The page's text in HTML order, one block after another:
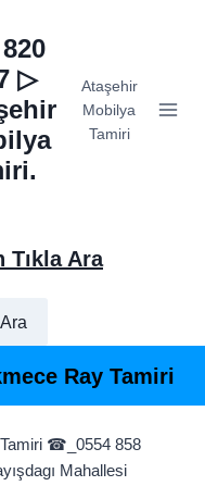
▷
Ataşehir
Mobilya
Tamiri
Tıkla Ara
Ray Tamiri
Tamiri ☎_0554 858
Mahallesi